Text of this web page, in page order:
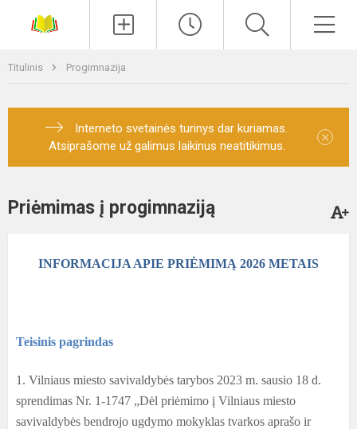
Titulinis Progimnazija
Interneto svetainės turinys dar kuriamas.
Atsiprašome už galimus laikinus neatitikimus.
×
Priėmimas į progimnaziją
INFORMACIJA APIE PRIĖMIMĄ 2026 METAIS
Teisinis pagrindas
1. Vilniaus miesto savivaldybės tarybos 2023 m. sausio 18 d.
sprendimas Nr. 1-1747 „Dėl priėmimo į Vilniaus miesto
savivaldybės bendrojo ugdymo mokyklas tvarkos aprašo ir